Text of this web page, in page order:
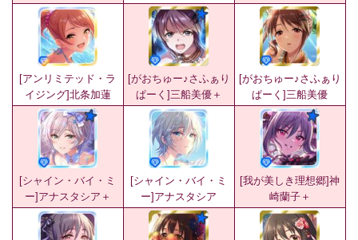
[アンリミテッド・ラ
イジング]北条加蓮
[がおちゅー♪さふぁり
ぱーく]三船美優＋
[がおちゅー♪さふぁり
ぱーく]三船美優
[シャイン・バイ・ミ
ー]アナスタシア＋
[シャイン・バイ・ミ
ー]アナスタシア
[我が美しき理想郷]神
崎蘭子＋